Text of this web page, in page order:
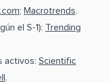
; Macrotrends.
el S-1): Trending
activos: Scientific
.